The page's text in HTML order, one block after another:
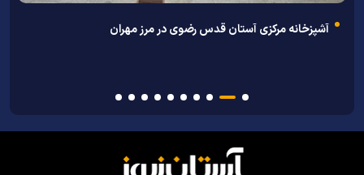
آشپزخانه مرکزی آستان قدس رضوی در مرز مهران